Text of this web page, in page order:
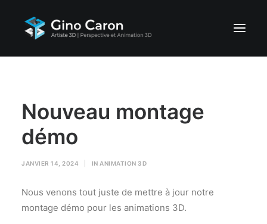
PORTFOLIO
SERVICES
CONTACTEZ-NOUS
Nouveau montage
démo
JANVIER 14, 2024 IN ANIMATION 3D
Nous venons tout juste de mettre à jour notre
montage démo pour les animations 3D.